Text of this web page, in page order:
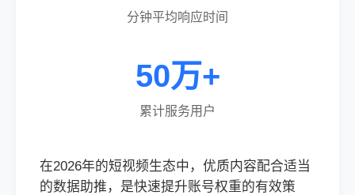
分钟平均响应时间
50万+
累计服务用户
在2026年的短视频生态中，优质内容配合适当
的数据助推，是快速提升账号权重的有效策